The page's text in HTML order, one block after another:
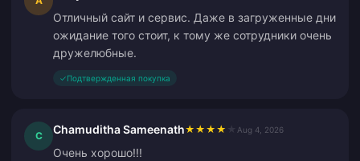
Отличный сайт и сервис. Даже в загруженные дни
ожидание того стоит, к тому же сотрудники очень
дружелюбные.
✓Подтвержденная покупка
C Chamuditha Sameenath★ ★ ★ ★ Aug 4, 2026
Очень хорошо!!!